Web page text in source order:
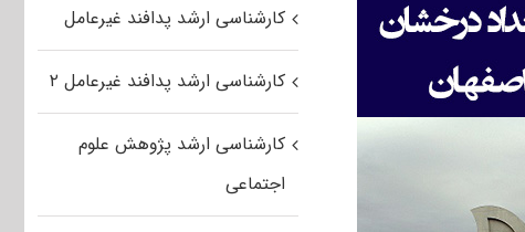
کارشناسی ارشد پدافند غیرعامل
کارشناسی ارشد پدافند غیرعامل ۲
کارشناسی ارشد پژوهش علوم
اجتماعی